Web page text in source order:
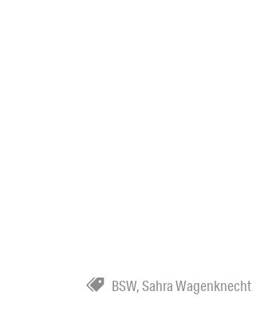
BSW,Sahra Wagenknecht